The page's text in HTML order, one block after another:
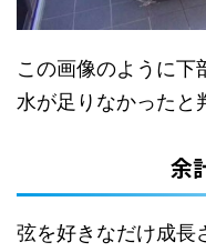
この画像のように下
水が足りなかったと
余
弦を好きなだけ成長